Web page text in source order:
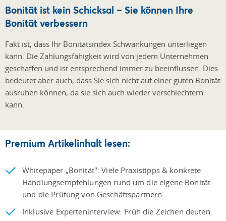
Bonität ist kein Schicksal – Sie können Ihre
Bonität verbessern
Fakt ist, dass Ihr Bonitätsindex Schwankungen unterliegen
kann. Die Zahlungsfähigkeit wird von jedem Unternehmen
geschaffen und ist entsprechend immer zu beeinflussen. Dies
bedeutet aber auch, dass Sie sich nicht auf einer guten Bonität
ausruhen können, da sie sich auch wieder verschlechtern
kann.
Premium Artikelinhalt lesen:
Whitepaper „Bonität": Viele Praxistipps & konkrete
Handlungsempfehlungen rund um die eigene Bonität
und die Prüfung von Geschäftspartnern
Inklusive Experteninterview: Früh die Zeichen deuten